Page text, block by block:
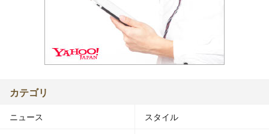
カテゴリ
ニュース スタイル